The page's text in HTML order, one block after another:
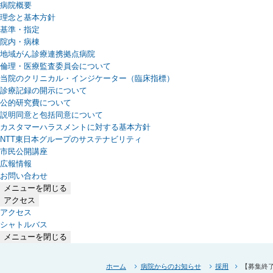
病院概要
理念と基本方針
基準・指定
院内・病棟
地域がん診療連携拠点病院
倫理・医療監査委員会について
当院のクリニカル・インジケーター（臨床指標）
診療記録の開示について
公的研究費について
説明同意と包括同意について
カスタマーハラスメントに対する基本方針
NTT東日本グループのサステナビリティ
（新しいタブで開きます）
市民公開講座
広報情報
お問い合わせ
メニューを閉じる
アクセス
アクセス
シャトルバス
メニューを閉じる
ホーム 病院からのお知らせ 採用 【募集終